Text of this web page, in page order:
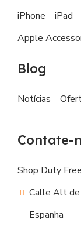
iPhone iPad
Apple
Blog
Notícias
Contate-
Shop Duty
Calle Alt
Espanha